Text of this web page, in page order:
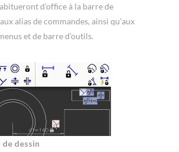
d’office à la barre de
alias de commandes, ainsi qu’aux
et de barre d’outils.
dessin